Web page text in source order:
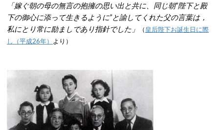
「嫁ぐ朝の母の無言の抱擁の思い出と共に、同じ朝”陛下と殿
下の御心に添って生きるように”と諭してくれた父の言葉は，
私にとり常に励ましであり指針でした」
（皇后陛下お誕生日に際
し（平成26年）
より）